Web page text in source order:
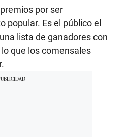
por ser
popular. Es el público el
lista de ganadores con
que los comensales